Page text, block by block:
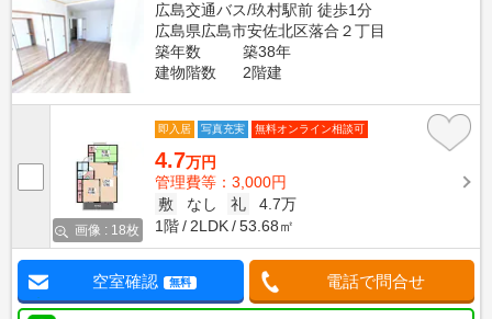
広島交通バス/玖村駅前 徒歩1分
広島県広島市安佐北区落合２丁目
築年数
築38年
建物階数
2階建
画像 : 18枚
即入居 写真充実 無料オンライン相談可
4.7万円
管理費等：3,000円
敷
なし 礼
4.7万
1階
2LDK 53.68㎡
空室確認 無料 電話で問合せ